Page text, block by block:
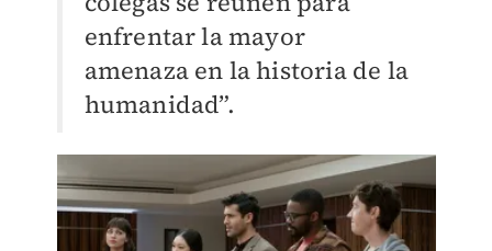
enfrentar la mayor
amenaza en la historia de la
humanidad”.